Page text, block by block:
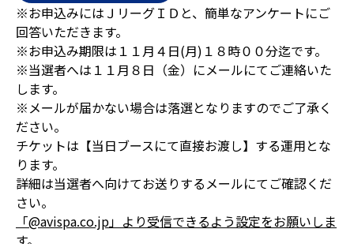
※お申込みにはＪリーグＩＤと、簡単なアンケートにご
回答いただきます。
※お申込み期限は１１月４日(月)１８時００分迄です。
※当選者へは１１月８日（金）にメールにてご連絡いた
します。
※メールが届かない場合は落選となりますのでご了承く
ださい。
チケットは【当日ブースにて直接お渡し】する運用とな
ります。
詳細は当選者へ向けてお送りするメールにてご確認くだ
さい。
「@avispa.co.jp」より受信できるよう設定をお願いしま
す。